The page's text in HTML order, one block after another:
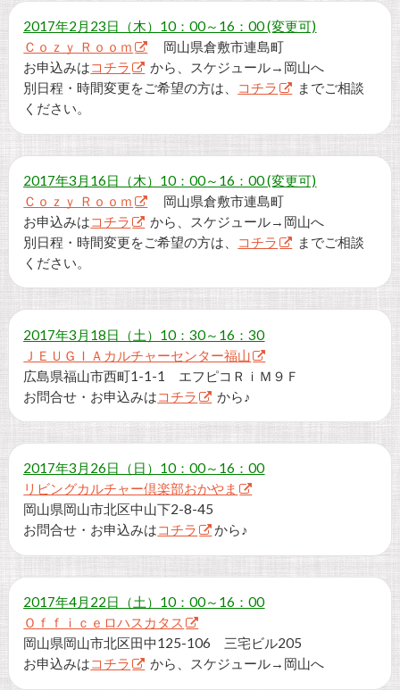
2017年2月23日（木）10：00～16：00 (変更可)
Ｃｏｚｙ Ｒｏｏｍ
岡山県倉敷市連島町
お申込みはコチラ
から、スケジュール→岡山へ
別日程・時間変更をご希望の方は、 コチラ
までご相談
ください。
2017年3月16日（木）10：00～16：00 (変更可)
Ｃｏｚｙ Ｒｏｏｍ
岡山県倉敷市連島町
お申込みはコチラ
から、スケジュール→岡山へ
別日程・時間変更をご希望の方は、 コチラ
までご相談
ください。
2017年3月18日（土）10：30～16：30
ＪＥＵＧＩＡカルチャーセンター福山
広島県福山市西町1-1-1 エフピコＲｉＭ９Ｆ
お問合せ・お申込みはコチラ から♪
2017年3月26日（日）10：00～16：00
リビングカルチャー倶楽部おかやま
岡山県岡山市北区中山下2-8-45
お問合せ・お申込みはコチラ から♪
2017年4月22日（土）10：00～16：00
Ｏｆｆｉｃｅロハスカタス
岡山県岡山市北区田中125-106 三宅ビル205
お申込みはコチラ から、スケジュール→岡山へ